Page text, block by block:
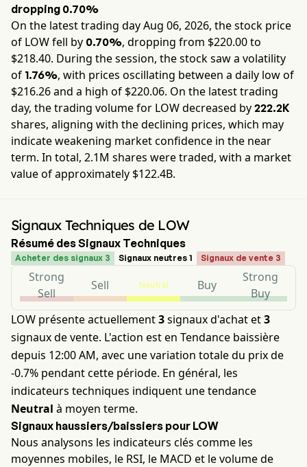
dropping 0.70%
On the latest trading dayAug 06, 2026, the stock price
of LOWfell by 0.70%, dropping from $220.00to
$218.40. During the session, the stock saw a volatility
of 1.76%, with prices oscillating between a daily low of
$216.26and a high of $220.06. On the latest trading
day, the trading volume for LOWdecreased by 222.2K
shares, aligning with the declining prices, which may
indicate weakening market confidence in the near
term. In total, 2.1M shares were traded, with a market
value of approximately $122.4B.
Signaux Techniques de LOW
Résumé des Signaux Techniques
Acheter des signaux 3 Signaux neutres 1 Signaux de vente 3
Strong
Sell
Sell Neutral Buy
Strong
Buy
LOW présente actuellement3signaux d'achat et3
signaux de vente. L'action est en Tendance baissière
depuis 12:00 AM, avec une variation totale du prix de
-0.7% pendant cette période. En général, les
indicateurs techniques indiquent une tendance
Neutral à moyen terme.
Signaux haussiers/baissiers pour LOW
Nous analysons les indicateurs clés comme les
moyennes mobiles, le RSI, le MACD et le volume de